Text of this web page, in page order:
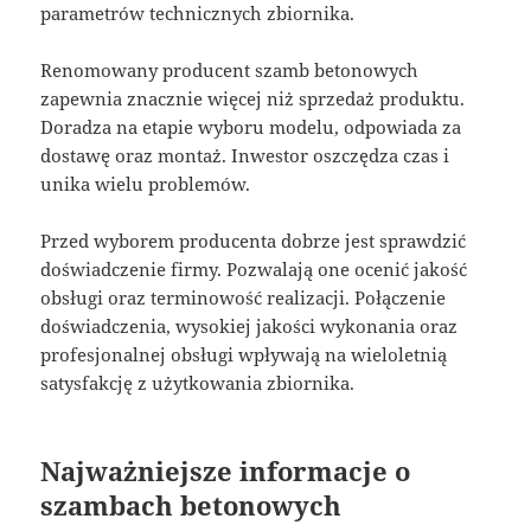
parametrów technicznych zbiornika.
Renomowany producent szamb betonowych
zapewnia znacznie więcej niż sprzedaż produktu.
Doradza na etapie wyboru modelu, odpowiada za
dostawę oraz montaż. Inwestor oszczędza czas i
unika wielu problemów.
Przed wyborem producenta dobrze jest sprawdzić
doświadczenie firmy. Pozwalają one ocenić jakość
obsługi oraz terminowość realizacji. Połączenie
doświadczenia, wysokiej jakości wykonania oraz
profesjonalnej obsługi wpływają na wieloletnią
satysfakcję z użytkowania zbiornika.
Najważniejsze informacje o
szambach betonowych